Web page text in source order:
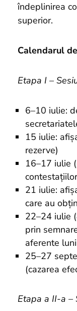
îndeplinirea
superior.
Calendarul
Etapa I –
6–10 iulie:
15 iulie:
rezerve)
16–17 iulie
contestațiilor
21 iulie:
care au
22–24 iulie
prin
aferente
25–27
(cazarea
Etapa a II-a –